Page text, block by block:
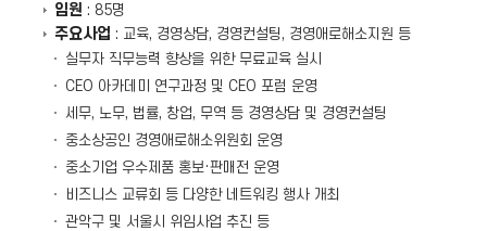
임원 : 85명
주요사업 : 교육, 경영상담, 경영컨설팅, 경영애로해소지원 등
실무자 직무능력 향상을 위한 무료교육 실시
CEO 아카데미 연구과정 및 CEO 포럼 운영
세무, 노무, 법률, 창업, 무역 등 경영상담 및 경영컨설팅
중소상공인 경영애로해소위원회 운영
중소기업 우수제품 홍보·판매전 운영
비즈니스 교류회 등 다양한 네트워킹 행사 개최
관악구 및 서울시 위임사업 추진 등